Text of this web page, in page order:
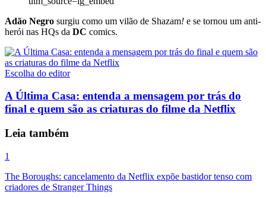
Adão Negro surgiu como um vilão de Shazam! e se tornou um anti-
herói nas HQs da DC comics.
Escolha do editor
A Última Casa: entenda a mensagem por trás do
final e quem são as criaturas do filme da Netflix
Leia também
1
The Boroughs: cancelamento da Netflix expõe bastidor tenso com
criadores de Stranger Things